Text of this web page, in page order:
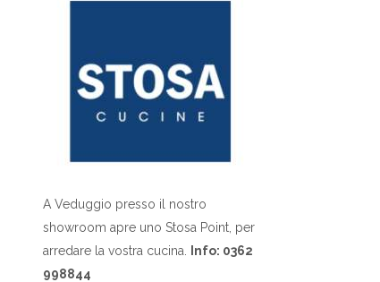
A Veduggio presso il nostro
showroom apre uno Stosa Point, per
arredare la vostra cucina.
Info: 0362
998844